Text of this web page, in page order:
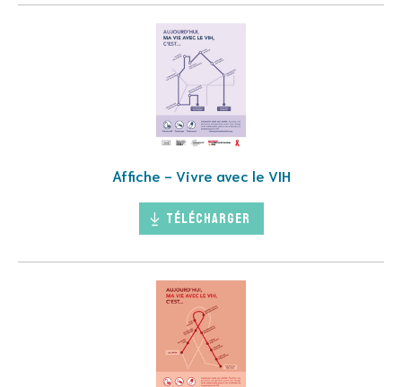
Affiche - Vivre avec le VIH
Télécharger